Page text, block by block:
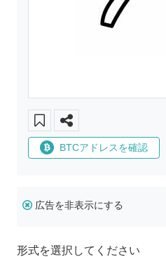
BTCアドレスを確認
広告を非表示にする
形式を選択してください